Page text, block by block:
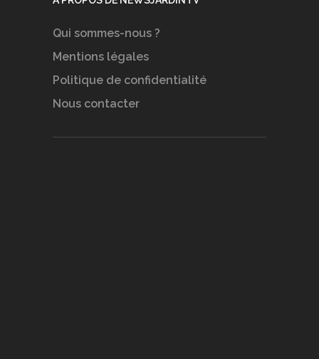
Qui sommes-nous ?
Mentions légales
Politique de confidentialité
Nous contacter